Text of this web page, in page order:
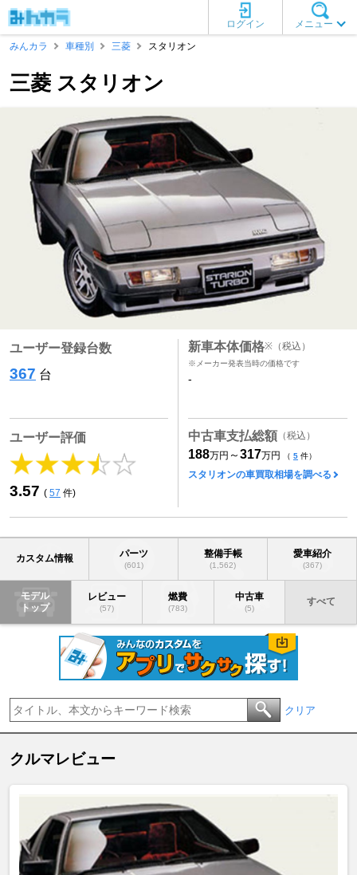
メニュー
ログイン
みんカラ
車種別 三菱 スタリオン
三菱 スタリオン
ユーザー登録台数
367 台
ユーザー評価
3.57 ( 57 件)
新車本体価格※ （税込）
※メーカー発表当時の価格です
-
中古車支払総額 （税込）
188万円 ～317万円 （ 5 件）
スタリオンの車買取相場を調べる
カスタム情報 パーツ
(601)
整備手帳
(1,562)
愛車紹介
(367)
モデル
トップ
レビュー
(57)
燃費
(783)
中古車
(5)
すべて
クリア
クルマレビュー